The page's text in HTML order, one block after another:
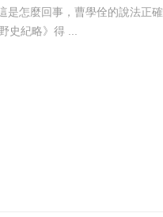
參政、按察使。因撰《野史紀略》得 ...